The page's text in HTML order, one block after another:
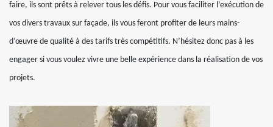
faire, ils sont prêts à relever tous les défis. Pour vous faciliter l’exécution de
vos divers travaux sur façade, ils vous feront profiter de leurs mains-
d’œuvre de qualité à des tarifs très compétitifs. N’hésitez donc pas à les
engager si vous voulez vivre une belle expérience dans la réalisation de vos
projets.